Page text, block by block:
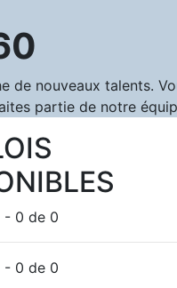
de nouveaux talents.
partie de notre
- 0 de 0
- 0 de 0